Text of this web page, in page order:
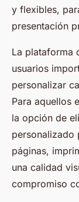
y flexibles,
presentación
La plataforma
usuarios
personalizar
Para aquellos
la opción de
personalizado
páginas,
una calidad
compromiso